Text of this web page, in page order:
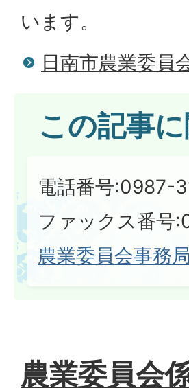
います。
日南市農業委員
この記事
電話番号:0987-
ファックス番
農業委員会事務
農業委員会